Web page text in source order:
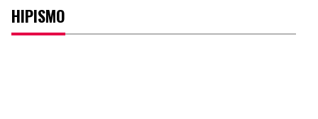
HIPISMO